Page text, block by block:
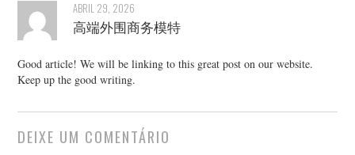
ABRIL 29, 2026
高端外围商务模特
Good article! We will be linking to this great post on our website.
Keep up the good writing.
DEIXE UM COMENTÁRIO